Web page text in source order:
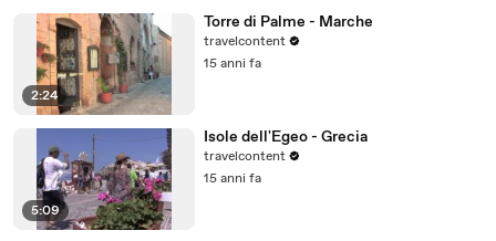
2:24
Torre di Palme - Marche
travelcontent
15 anni fa
5:09
Isole dell'Egeo - Grecia
travelcontent
15 anni fa